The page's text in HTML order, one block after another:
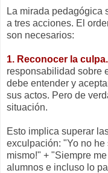
La mirada pedagógica
a tres acciones. El
son necesarios:
1. Reconocer la culpa.
responsabilidad sobre
debe entender y
sus actos. Pero de
situación.
Esto implica superar
exculpación: "Yo no
mismo!" + "Siempre
alumnos e incluso lo